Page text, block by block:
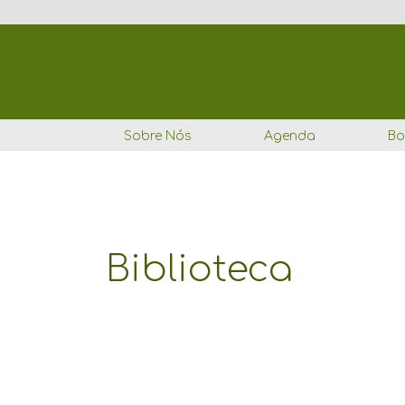
Sobre Nós Agenda
Biblioteca